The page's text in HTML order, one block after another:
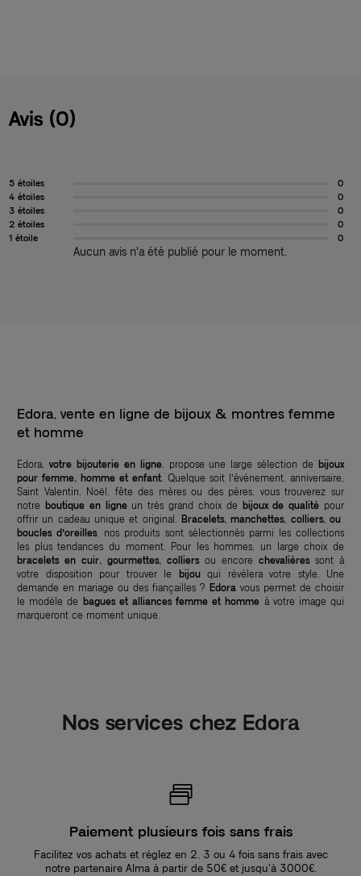
Avis (0)
5 étoiles
0
4 étoiles
0
3 étoiles
0
2 étoiles
0
1 étoile
0
Aucun avis n'a été publié pour le moment.
Edora, vente en ligne de bijoux & montres femme
et homme
Edora, votre bijouterie en ligne, propose une large sélection de bijoux
pour femme, homme et enfant. Quelque soit l’événement, anniversaire,
Saint Valentin, Noël, fête des mères ou des pères, vous trouverez sur
notre boutique en ligneun très grand choix de bijoux de qualité pour
offrir un cadeau unique et original. Bracelets, manchettes, colliers, ou
boucles d’oreilles, nos produits sont sélectionnés parmi les collections
les plus tendances du moment. Pour les hommes, un large choix de
bracelets en cuir, gourmettes, colliersou encore chevalièressont à
votre disposition pour trouver le
bijouqui révèlera votre style. Une
demande en mariage ou des fiançailles ? Edora vous permet de choisir
le modèle de bagues et alliances femme et homme à votre image qui
marqueront ce moment unique.
Nos services chez Edora
Paiement plusieurs fois sans frais
Facilitez vos achats et réglez en 2, 3 ou 4 fois sans frais avec
notre partenaire Alma à partir de 50€ et jusqu'à 3000€.